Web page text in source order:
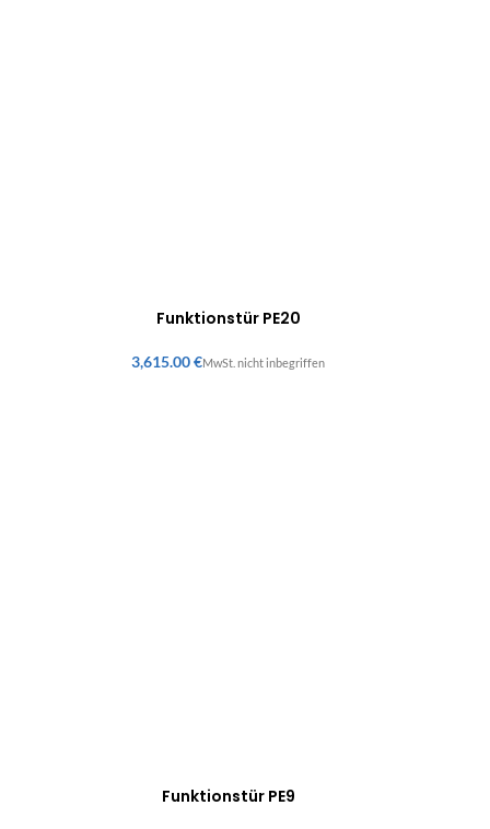
Funktionstür PE20
€
Funktionstür PE9